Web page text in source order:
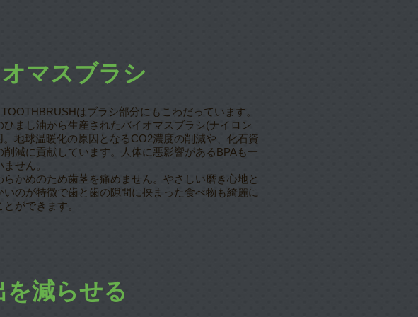
マスブラシ
はブラシ部分にもこわだっています。
ひまし油から生産されたバイオマスブラシ(ナイロン
。地球温暖化の原因となるCO2濃度の削減や、化石資
削減に貢献しています。人体に悪影響があるBPAも一
せん。
らかめのため歯茎を痛めません。やさしい磨き心地と
いのが特徴で歯と歯の隙間に挟まった食べ物も綺麗に
ができます。
減らせる